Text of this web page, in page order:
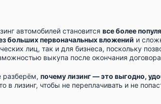
автомобилей становится все более
больших первоначальных вложений и
лиц, так и для бизнеса, поскольку
выкупа после окончания
разберём, почему лизинг — это выгодно,
в лизинг, чтобы не переплачивать и не